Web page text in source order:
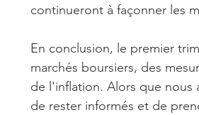
continueront à façonner les
En conclusion, le premier
marchés boursiers, des
de l'inflation. Alors que nous
de rester informés et de